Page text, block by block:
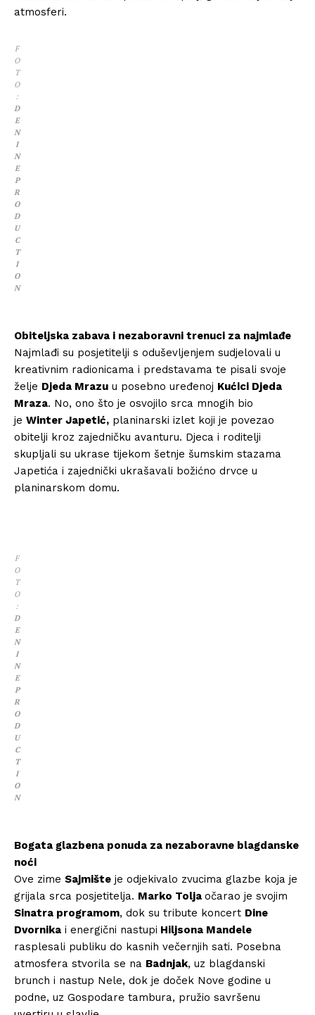
atmosferi.
F
O
T
O
:
D
E
N
I
N
E
P
R
O
D
U
C
T
I
O
N
Obiteljska zabava i nezaboravni trenuci za najmlađe
Najmlađi su posjetitelji s oduševljenjem sudjelovali u
kreativnim radionicama i predstavama te pisali svoje
želje Djeda Mrazu u posebno uređenoj Kućici Djeda
Mraza. No, ono što je osvojilo srca mnogih bio
je Winter Japetić, planinarski izlet koji je povezao
obitelji kroz zajedničku avanturu. Djeca i roditelji
skupljali su ukrase tijekom šetnje šumskim stazama
Japetića i zajednički ukrašavali božićno drvce u
planinarskom domu.
F
O
T
O
:
D
E
N
I
N
E
P
R
O
D
U
C
T
I
O
N
Bogata glazbena ponuda za nezaboravne blagdanske
noći
Ove zime Sajmište je odjekivalo zvucima glazbe koja je
grijala srca posjetitelja. Marko Tolja očarao je svojim
Sinatra programom, dok su tribute koncert Dine
Dvornika i energični nastupi Hiljsona Mandele
rasplesali publiku do kasnih večernjih sati. Posebna
atmosfera stvorila se na Badnjak, uz blagdanski
brunch i nastup Nele, dok je doček Nove godine u
podne, uz Gospodare tambura, pružio savršenu